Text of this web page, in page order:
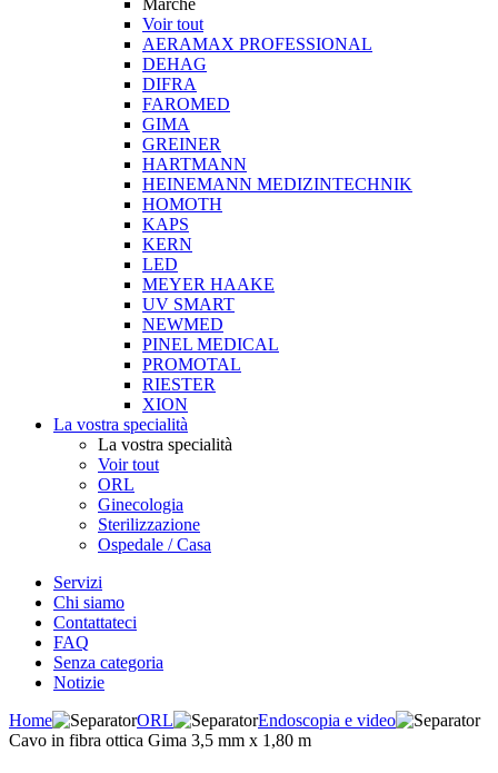
Marche
Voir tout
AERAMAX PROFESSIONAL
DEHAG
DIFRA
FAROMED
GIMA
GREINER
HARTMANN
HEINEMANN MEDIZINTECHNIK
HOMOTH
KAPS
KERN
LED
MEYER HAAKE
UV SMART
NEWMED
PINEL MEDICAL
PROMOTAL
RIESTER
XION
La vostra specialità
La vostra specialità
Voir tout
ORL
Ginecologia
Sterilizzazione
Ospedale / Casa
Servizi
Chi siamo
Contattateci
FAQ
Senza categoria
Notizie
Home
ORL
Endoscopia e video
Cavo in fibra ottica Gima 3,5 mm x 1,80 m